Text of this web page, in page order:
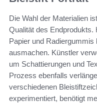
Die Wahl der Materialien
Qualität des Endprodukts.
Papier und
ausmachen. Künstler
um Schattierungen und
Prozess ebenfalls
verschiedenen
experimentiert, benötigt